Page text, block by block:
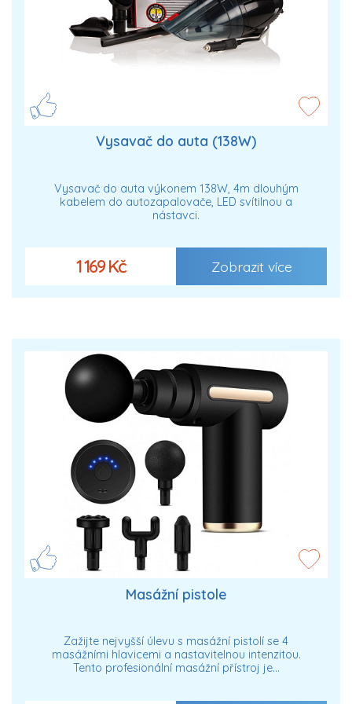
Vysavač do auta (138W)
Vysavač do auta výkonem 138W, 4m dlouhým
kabelem do autozapalovače, LED svítilnou a
nástavci.
1 169 Kč Zobrazit více
Masážní pistole
Zažijte nejvyšší úlevu s masážní pistolí se 4
masážními hlavicemi a nastavitelnou intenzitou.
Tento profesionální masážní přístroj je…